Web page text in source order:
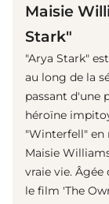
Maisie
Stark"
"Arya Stark"
au long de la
passant d'une
héroïne
"Winterfell" en
Maisie
vraie vie. Âgée
le film 'The